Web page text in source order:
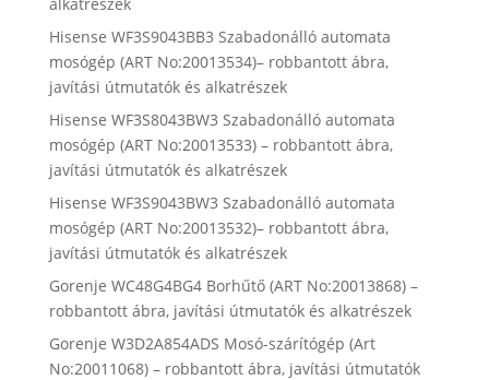
Hisense WF3S9043BB3 Szabadonálló automata
mosógép (ART No:20013534)– robbantott ábra,
javítási útmutatók és alkatrészek
Hisense WF3S8043BW3 Szabadonálló automata
mosógép (ART No:20013533) – robbantott ábra,
javítási útmutatók és alkatrészek
Hisense WF3S9043BW3 Szabadonálló automata
mosógép (ART No:20013532)– robbantott ábra,
javítási útmutatók és alkatrészek
Gorenje WC48G4BG4 Borhűtő (ART No:20013868) –
robbantott ábra, javítási útmutatók és alkatrészek
Gorenje W3D2A854ADS Mosó-szárítógép (Art
No:20011068) – robbantott ábra, javítási útmutatók